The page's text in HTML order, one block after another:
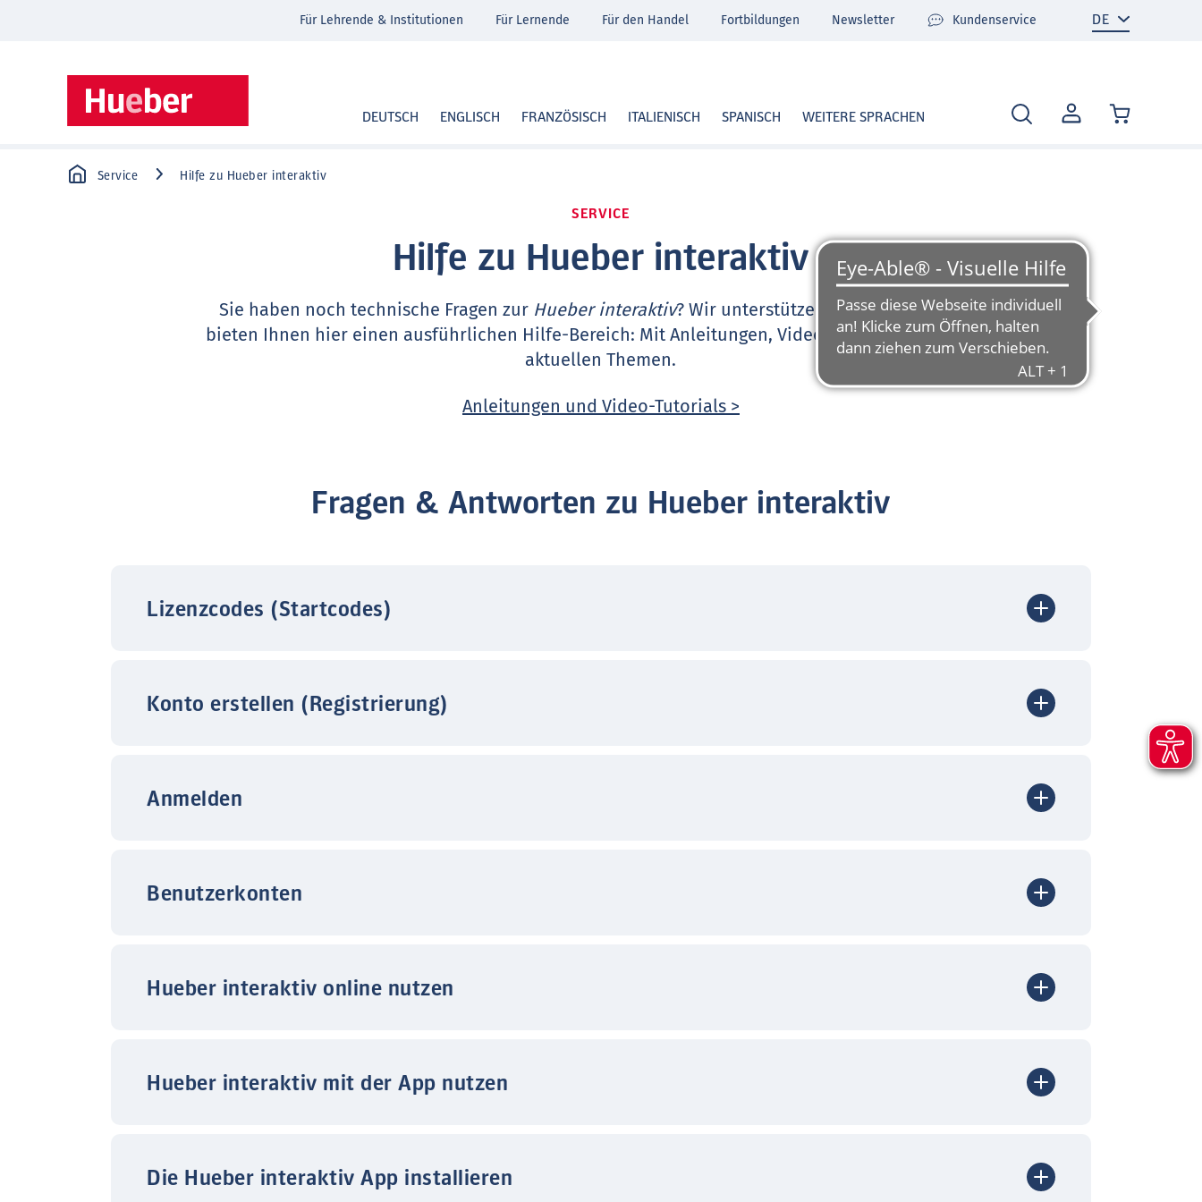
MEIN
KONTO
DEUTSCH ENGLISCH FRANZÖSISCH ITALIENISCH SPANISCH WEITERE SPRACHEN
Für Lehrende & Institutionen Für Lernende Für den Handel Fortbildungen Newsletter Kundenservice
Service Hilfe zu Hueber interaktiv
SERVICE
Hilfe zu Hueber interaktiv
Sie haben noch technische Fragen zur Hueber interaktiv? Wir unterstützen Sie sehr gerne und
bieten Ihnen hier einen ausführlichen Hilfe-Bereich: Mit Anleitungen, Video-Tutorials und FAQ zu
aktuellen Themen.
Anleitungen und Video-Tutorials >
Fragen & Antworten zu Hueber interaktiv
Lizenzcodes (Startcodes)
Konto erstellen (Registrierung)
Anmelden
Benutzerkonten
Hueber interaktiv online nutzen
Hueber interaktiv mit der App nutzen
Die Hueber interaktiv App installieren